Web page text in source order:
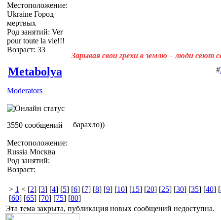
Местоположение:
Ukraine Город
мертвых
Род занятий: Ver
pour toute la vie!!!
Возраст: 33
Зарывая свои грехи в землю – люди сеют
Metabolya
Moderators
3550 сообщений
Местоположение:
Russia Москва
Род занятий:
Возраст:
#
барахло))
> 1 < [2] [3] [4] [5] [6] [7] [8] [9] [10] [15] [20] [25] [30] [35] [40] [
[60] [65] [70] [75] [80]
Эта тема закрыта, публикация новых сообщений недоступна.